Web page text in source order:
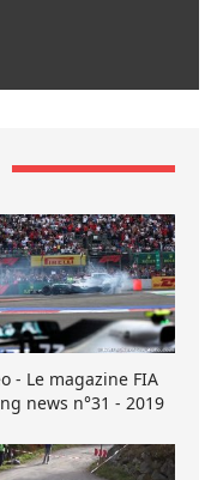
- Le magazine FIA
news n°31 - 2019